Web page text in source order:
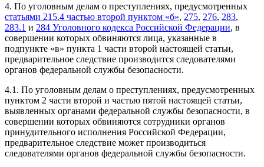
4. По уголовным делам о преступлениях, предусмотренных
статьями 215.4 частью второй пунктом «б», 275, 276, 283,
283.1 и 284 Уголовного кодекса Российской Федерации, в
совершении которых обвиняются лица, указанные в
подпункте «в» пункта 1 части второй настоящей статьи,
предварительное следствие производится следователями
органов федеральной службы безопасности.
4.1. По уголовным делам о преступлениях, предусмотренных
пунктом 2 части второй и частью пятой настоящей статьи,
выявленных органами федеральной службы безопасности, в
совершении которых обвиняются сотрудники органов
принудительного исполнения Российской Федерации,
предварительное следствие может производиться
следователями органов федеральной службы безопасности.